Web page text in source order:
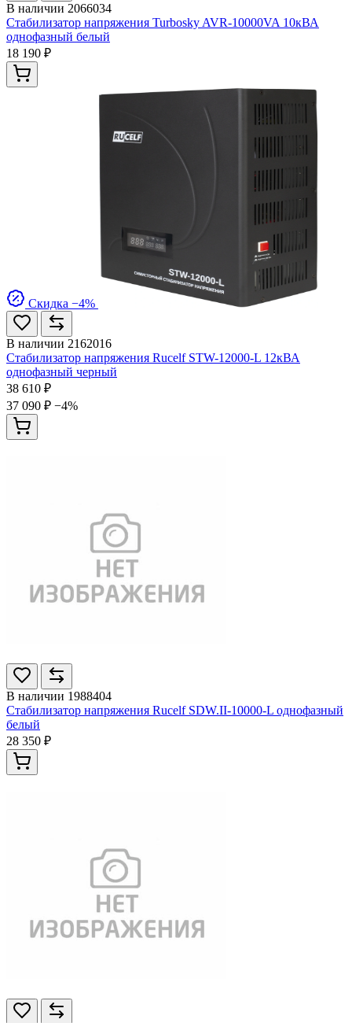
В наличии 2066034
Стабилизатор напряжения Turbosky AVR-10000VA 10кВА
однофазный белый
18 190 ₽
Скидка −4%
В наличии 2162016
Стабилизатор напряжения Rucelf STW-12000-L 12кВА
однофазный черный
38 610 ₽
37 090 ₽ −4%
В наличии 1988404
Стабилизатор напряжения Rucelf SDW.II-10000-L однофазный
белый
28 350 ₽